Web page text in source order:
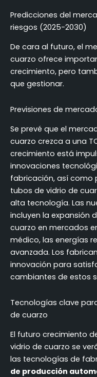
Predicciones del
riesgos (2025-2030)
De cara al futuro, el
cuarzo ofrece
crecimiento, pero
que gestionar.
Previsiones de
Se prevé que el
cuarzo crezca a una
crecimiento está
innovaciones
fabricación, así como
tubos de vidrio de
alta tecnología. Las
incluyen la expansión
cuarzo en mercados
médico, las energías
avanzada. Los
innovación para
cambiantes de estos
Tecnologías clave
de cuarzo
El futuro crecimiento
vidrio de cuarzo se
las tecnologías de
de producción